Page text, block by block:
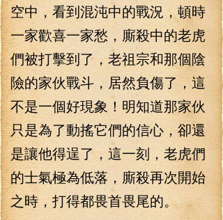
空中，看到混沌中的戰況，頓時
一家歡喜一家愁，廝殺中的老虎
們被打擊到了，老祖宗和那個陰
險的家伙戰斗，居然負傷了，這
不是一個好現象！明知道那家伙
只是為了動搖它們的信心，卻還
是讓他得逞了，這一刻，老虎們
的士氣極為低落，廝殺再次開始
之時，打得都畏首畏尾的。